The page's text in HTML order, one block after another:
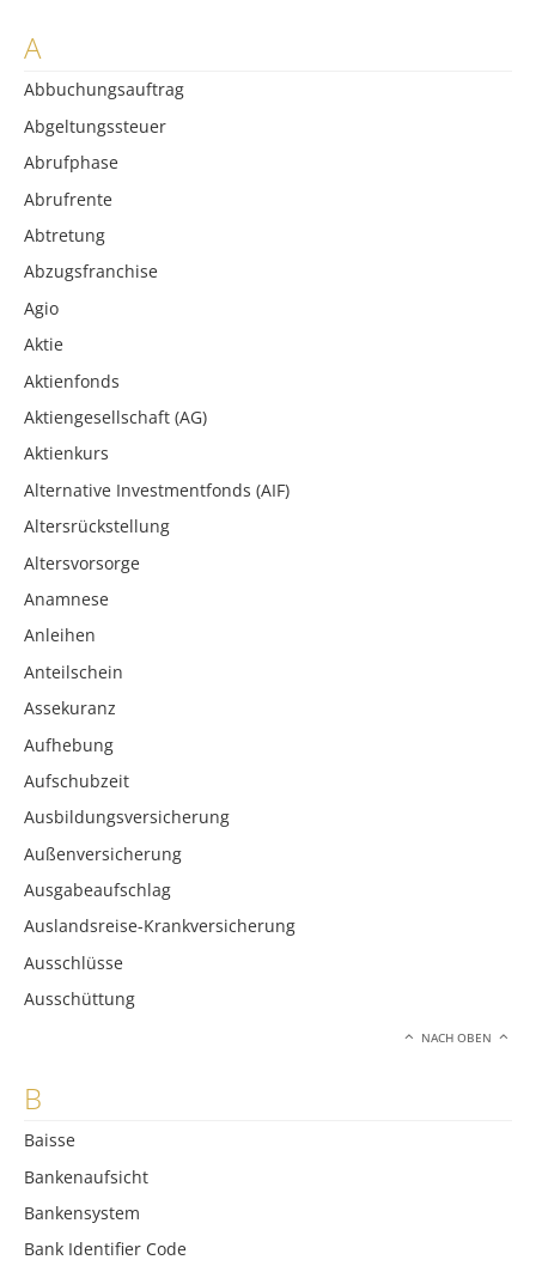
A
Abbuchungsauftrag
Abgeltungssteuer
Abrufphase
Abrufrente
Abtretung
Abzugsfranchise
Agio
Aktie
Aktienfonds
Aktiengesellschaft (AG)
Aktienkurs
Alternative Investmentfonds (AIF)
Altersrückstellung
Altersvorsorge
Anamnese
Anleihen
Anteilschein
Assekuranz
Aufhebung
Aufschubzeit
Ausbildungsversicherung
Außenversicherung
Ausgabeaufschlag
Auslandsreise-Krankversicherung
Ausschlüsse
Ausschüttung
NACH OBEN
B
Baisse
Bankenaufsicht
Bankensystem
Bank Identifier Code